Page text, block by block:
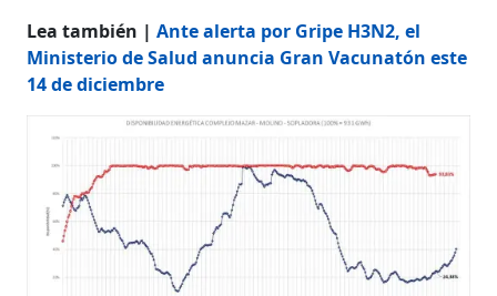
Lea también |Ante alerta por Gripe H3N2, el
Ministerio de Salud anuncia Gran Vacunatón este
14 de diciembre